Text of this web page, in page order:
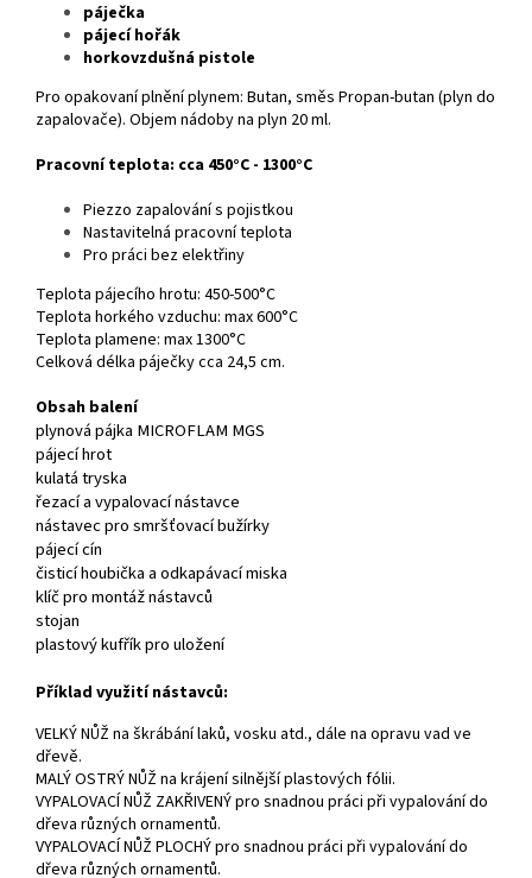
páječka
pájecí hořák
horkovzdušná pistole
Pro opakovaní plnění plynem: Butan, směs Propan-butan (plyn do
zapalovače). Objem nádoby na plyn 20 ml.
Pracovní teplota: cca 450°C - 1300°C
Piezzo zapalování s pojistkou
Nastavitelná pracovní teplota
Pro práci bez elektřiny
Teplota pájecího hrotu: 450-500°C
Teplota horkého vzduchu: max 600°C
Teplota plamene: max 1300°C
Celková délka páječky cca 24,5 cm.
Obsah balení
plynová pájka MICROFLAM MGS
pájecí hrot
kulatá tryska
řezací a vypalovací nástavce
nástavec pro smršťovací bužírky
pájecí cín
čisticí houbička a odkapávací miska
klíč pro montáž nástavců
stojan
plastový kufřík pro uložení
Příklad využití nástavců:
VELKÝ NŮŽ na škrábání laků, vosku atd., dále na opravu vad ve
dřevě.
MALÝ OSTRÝ NŮŽ na krájení silnější plastových fólii.
VYPALOVACÍ NŮŽ ZAKŘIVENÝ pro snadnou práci při vypalování do
dřeva různých ornamentů.
VYPALOVACÍ NŮŽ PLOCHÝ pro snadnou práci při vypalování do
dřeva různých ornamentů.